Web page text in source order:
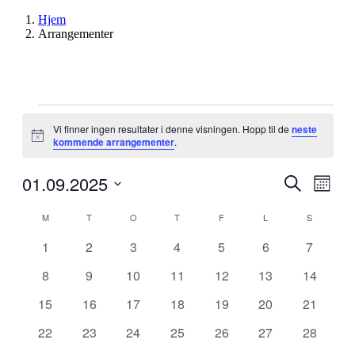
Hjem
Arrangementer
Merknad
Vi finner ingen resultater i denne visningen. Hopp til de neste
kommende arrangementer.
and
Views
Søk
Måned
01.09.2025
dato.
Kalender
for
M MANDAGT TIRSDAGO ONSDAGT TORSDAG
F L S
0
1
0
2
0
3
0
4
0
5
0
6
0
7
0
8
0
9
0
10
0
11
0
12
0
13
0
14
0
15
0
16
0
17
0
18
0
19
0
20
0
21
0
22
0
23
0
24
0
25
0
26
0
27
0
28